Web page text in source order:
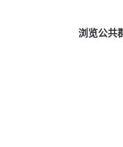
浏览公共